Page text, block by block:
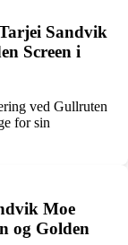
Sandvik
Screen i
ved Gullruten
for sin
Moe
og Golden